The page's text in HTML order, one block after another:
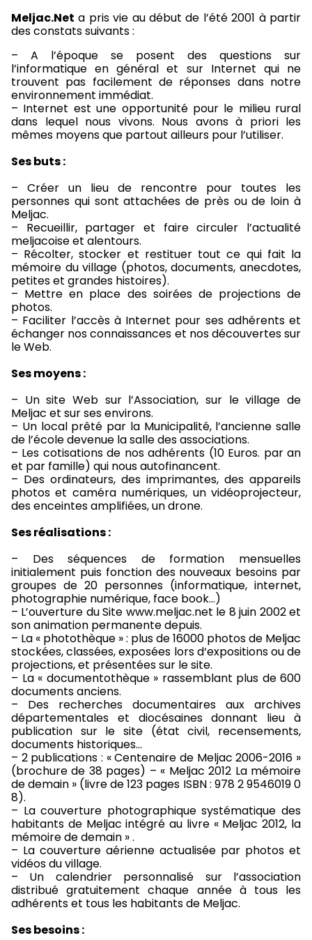
Meljac.Net a pris vie au début de l’été 2001 à partir
des constats suivants :
– A l’époque se posent des questions sur
l’informatique en général et sur Internet qui ne
trouvent pas facilement de réponses dans notre
environnement immédiat.
– Internet est une opportunité pour le milieu rural
dans lequel nous vivons. Nous avons à priori les
mêmes moyens que partout ailleurs pour l’utiliser.
Ses buts :
– Créer un lieu de rencontre pour toutes les
personnes qui sont attachées de près ou de loin à
Meljac.
– Recueillir, partager et faire circuler l’actualité
meljacoise et alentours.
– Récolter, stocker et restituer tout ce qui fait la
mémoire du village (photos, documents, anecdotes,
petites et grandes histoires).
– Mettre en place des soirées de projections de
photos.
– Faciliter l’accès à Internet pour ses adhérents et
échanger nos connaissances et nos découvertes sur
le Web.
Ses moyens :
– Un site Web sur l’Association, sur le village de
Meljac et sur ses environs.
– Un local prêté par la Municipalité, l’ancienne salle
de l’école devenue la salle des associations.
– Les cotisations de nos adhérents (10 Euros. par an
et par famille) qui nous autofinancent.
– Des ordinateurs, des imprimantes, des appareils
photos et caméra numériques, un vidéoprojecteur,
des enceintes amplifiées, un drone.
Ses réalisations :
– Des séquences de formation mensuelles
initialement puis fonction des nouveaux besoins par
groupes de 20 personnes (informatique, internet,
photographie numérique, face book…)
– L’ouverture du Site www.meljac.net le 8 juin 2002 et
son animation permanente depuis.
– La « photothèque » : plus de 16000 photos de Meljac
stockées, classées, exposées lors d‘expositions ou de
projections, et présentées sur le site.
– La « documentothèque » rassemblant plus de 600
documents anciens.
– Des recherches documentaires aux archives
départementales et diocésaines donnant lieu à
publication sur le site (état civil, recensements,
documents historiques…
– 2 publications : « Centenaire de Meljac 2006-2016 »
(brochure de 38 pages) – « Meljac 2012 La mémoire
de demain » (livre de 123 pages ISBN : 978 2 9546019 0
8).
– La couverture photographique systématique des
habitants de Meljac intégré au livre « Meljac 2012, la
mémoire de demain » .
– La couverture aérienne actualisée par photos et
vidéos du village.
– Un calendrier personnalisé sur l’association
distribué gratuitement chaque année à tous les
adhérents et tous les habitants de Meljac.
Ses besoins :